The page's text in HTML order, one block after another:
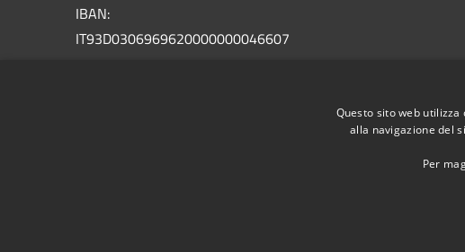
IBAN:
IT93D0306969620000000046607
Questo sito web
alla navigazione del
Per